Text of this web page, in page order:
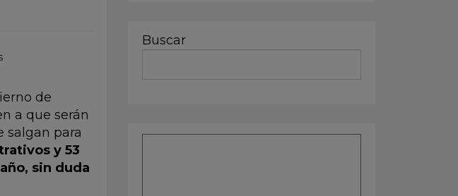
de
a que serán
salgan para
y 53
sin duda
Buscar